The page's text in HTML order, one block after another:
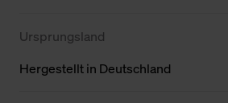
Ursprungsland
Hergestellt in Deutschland